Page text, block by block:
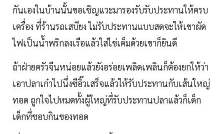
กันเองในบ้านนั้นขอเชิญแวะมารองรับรับประทานให้ครบ
เครื่อง ที่ร้านรถเสบียง ไม่รับประทานแบบสดจะให้เขาผัด
ไฟเป็นน้ำพริกลงเรือแล้วใส่ไข่เค็มด้วยเขาก็ยินดี
ถ้าฝ่ายครัวจีนหน่อยแล้วยังอร่อยเพลิดเพลินก็ต้องยกให้ว่า
เอาปลาเก๋าไปนึ่งซีอิ๊วเสร็จแล้วให้รับประทานกับเส้นใหญ่
ทอด ถูกใจไปหมดทั้งผู้ใหญ่ที่รับประทานปลาแล้วก็เด็ก
เด็กที่ชอบกินของทอด